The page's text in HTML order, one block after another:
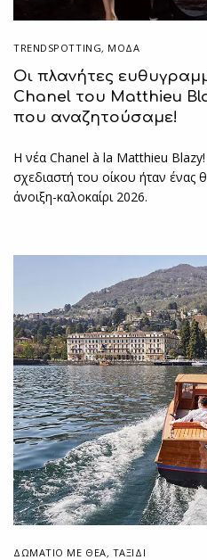
TRENDSPOTTING, ΜΟΔΑ
Οι πλανήτες
Chanel του Matthieu
που αναζητούσαμε!
Η νέα Chanel à la Matthieu
σχεδιαστή του οίκου ήταν ένας
άνοιξη-καλοκαίρι 2026.
ΔΩΜΆΤΙΟ ΜΕ ΘΈΑ, ΤΑΞΙΔΙ